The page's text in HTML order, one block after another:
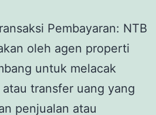
Pembayaran: NTB
oleh agen properti
untuk melacak
transfer uang yang
penjualan atau